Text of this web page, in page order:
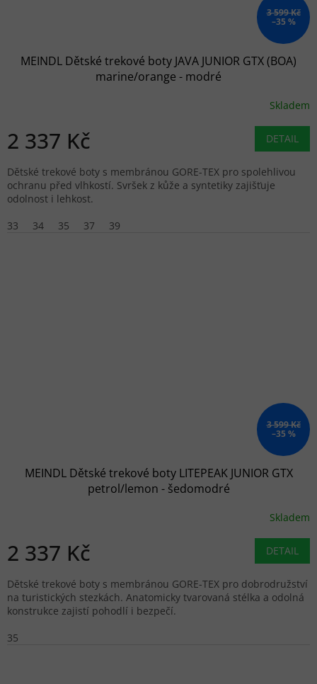
3 599 Kč
–35 %
MEINDL Dětské trekové boty JAVA JUNIOR GTX (BOA)
marine/orange - modré
Skladem
2 337 Kč DETAIL
Dětské trekové boty s membránou GORE-TEX pro spolehlivou
ochranu před vlhkostí. Svršek z kůže a syntetiky zajišťuje
odolnost i lehkost.
33
34 35 37 39
3 599 Kč
–35 %
MEINDL Dětské trekové boty LITEPEAK JUNIOR GTX
petrol/lemon - šedomodré
Skladem
2 337 Kč DETAIL
Dětské trekové boty s membránou GORE-TEX pro dobrodružství
na turistických stezkách. Anatomicky tvarovaná stélka a odolná
konstrukce zajistí pohodlí i bezpečí.
35